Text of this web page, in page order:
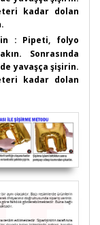
kadar dolan
: Pipeti, folyo
Sonrasında
yavaşça şişirin.
kadar dolan